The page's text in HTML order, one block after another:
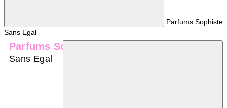
Parfums Sophiste
Sans Egal
Parfums Sophiste
Sans Egal